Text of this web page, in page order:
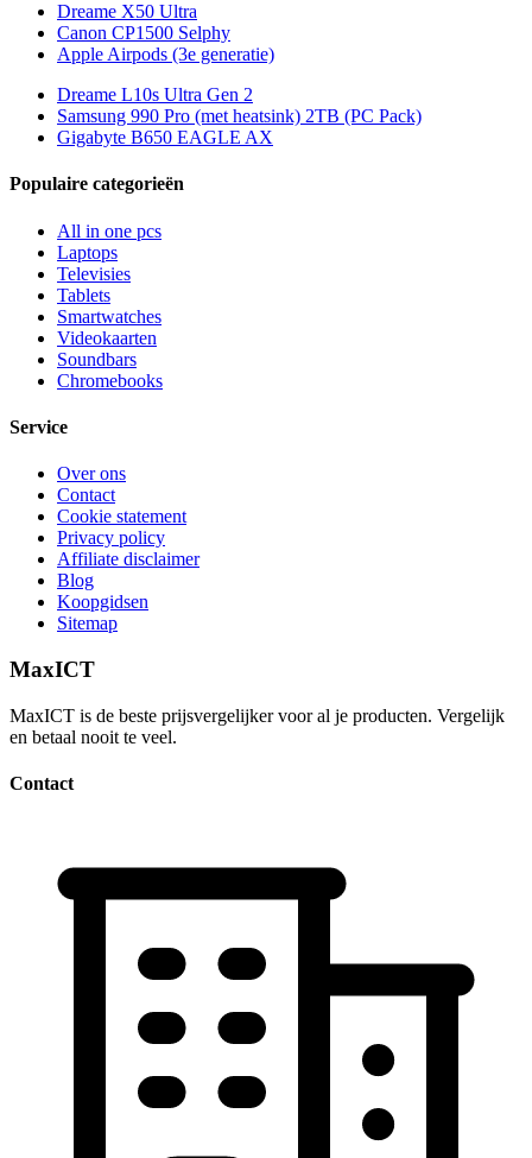
Dreame X50 Ultra
Canon CP1500 Selphy
Apple Airpods (3e generatie)
Dreame L10s Ultra Gen 2
Samsung 990 Pro (met heatsink) 2TB (PC Pack)
Gigabyte B650 EAGLE AX
Populaire categorieën
All in one pcs
Laptops
Televisies
Tablets
Smartwatches
Videokaarten
Soundbars
Chromebooks
Service
Over ons
Contact
Cookie statement
Privacy policy
Affiliate disclaimer
Blog
Koopgidsen
Sitemap
MaxICT
MaxICT is de beste prijsvergelijker voor al je producten. Vergelijk
en betaal nooit te veel.
Contact